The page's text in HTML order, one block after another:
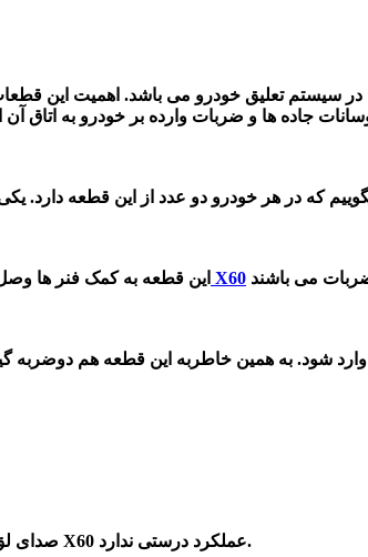
سیستم تعلیق خودرو می باشد. اهمیت این
جاده ها و ضربات وارده بر خودرو به اتاق
این قطعه به کمک فنر ها توپی سر کمک لیفان X60
-صدای توپی سر کمک لیفان X60 عملکرد درستی ندارد.